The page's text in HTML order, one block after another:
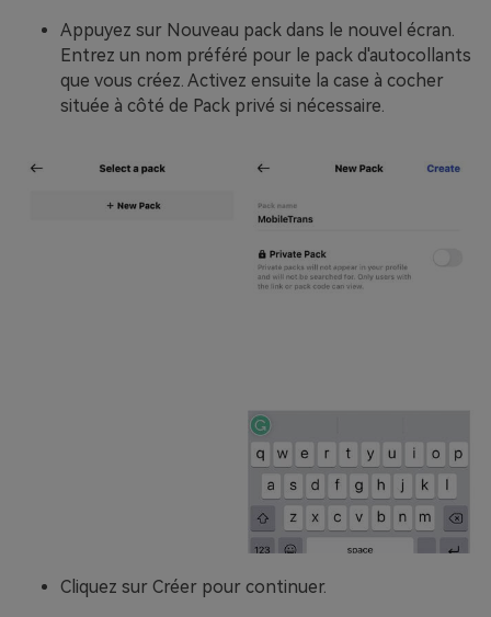
Appuyez sur Nouveau pack dans le nouvel écran.
Entrez un nom préféré pour le pack d'autocollants
que vous créez. Activez ensuite la case à cocher
située à côté de Pack privé si nécessaire.
Cliquez sur Créer pour continuer.